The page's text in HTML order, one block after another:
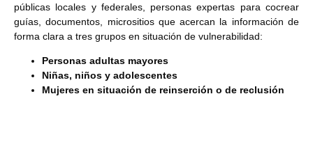
públicas locales y federales, personas expertas para cocrear
guías, documentos, micrositios que acercan la información de
forma clara a tres grupos en situación de vulnerabilidad:
Personas adultas mayores
Niñas, niños y adolescentes
Mujeres en situación de reinserción o de reclusión